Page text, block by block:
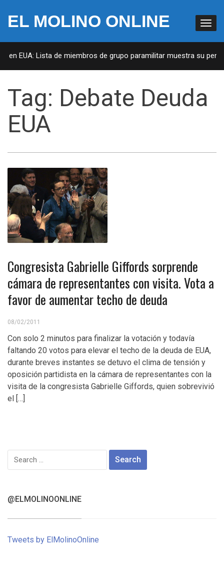
EL MOLINO ONLINE
EUA: Lista de miembros de grupo paramilitar muestra su
Tag: Debate Deuda
EUA
Congresista Gabrielle Giffords sorprende
cámara de representantes con visita. Vota a
favor de aumentar techo de deuda
08/02/2011
Con solo 2 minutos para finalizar la votación y todavía
faltando 20 votos para elevar el techo de la deuda de EUA,
durante breves instantes se detuvo el clima de tensión y
oposición partidista en la cámara de representantes con la
visita de la congresista Gabrielle Giffords, quien sobrevivió
el […]
Search
for:
@ELMOLINOONLINE
Tweets by ElMolinoOnline